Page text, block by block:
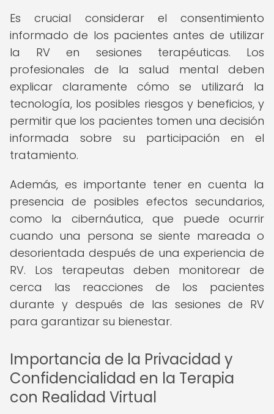
Es crucial considerar el consentimiento
informado de los pacientes antes de utilizar
la RV en sesiones terapéuticas. Los
profesionales de la salud mental deben
explicar claramente cómo se utilizará la
tecnología, los posibles riesgos y beneficios, y
permitir que los pacientes tomen una decisión
informada sobre su participación en el
tratamiento.
Además, es importante tener en cuenta la
presencia de posibles efectos secundarios,
como la cibernáutica, que puede ocurrir
cuando una persona se siente mareada o
desorientada después de una experiencia de
RV. Los terapeutas deben monitorear de
cerca las reacciones de los pacientes
durante y después de las sesiones de RV
para garantizar su bienestar.
Importancia de la Privacidad y
Confidencialidad en la Terapia
con Realidad Virtual